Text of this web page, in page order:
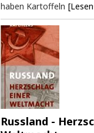
haben Kartoffeln
Russland -